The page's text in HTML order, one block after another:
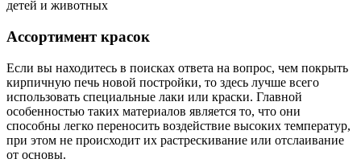
детей и животных
Ассортимент красок
Если вы находитесь в поисках ответа на вопрос, чем покрыть
кирпичную печь новой постройки, то здесь лучше всего
использовать специальные лаки или краски. Главной
особенностью таких материалов является то, что они
способны легко переносить воздействие высоких температур,
при этом не происходит их растрескивание или отслаивание
от основы.